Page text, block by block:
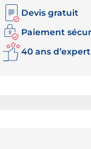
Devis gratuit
Paiement
40 ans